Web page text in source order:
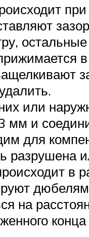
или
мм и
для
разрушена
в
на